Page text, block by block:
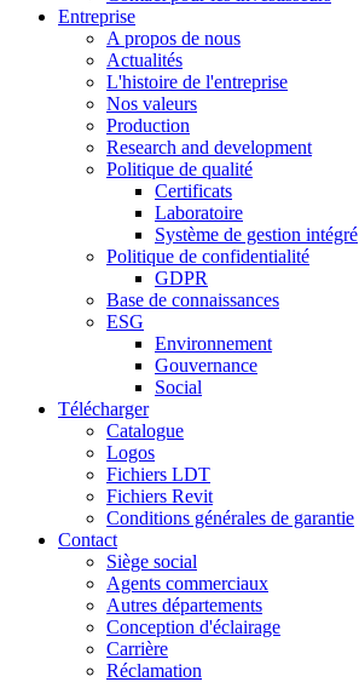
Entreprise
A propos de nous
Actualités
L'histoire de l'entreprise
Nos valeurs
Production
Research and development
Politique de qualité
Certificats
Laboratoire
Système de gestion intégré
Politique de confidentialité
GDPR
Base de connaissances
ESG
Environnement
Gouvernance
Social
Télécharger
Catalogue
Logos
Fichiers LDT
Fichiers Revit
Conditions générales de garantie
Contact
Siège social
Agents commerciaux
Autres départements
Conception d'éclairage
Carrière
Réclamation